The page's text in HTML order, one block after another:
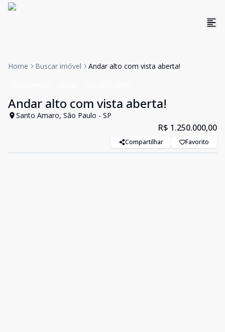
Home Buscar imóvel Andar alto com vista aberta!
Andar alto com vista aberta!
Santo Amaro, São Paulo - SP
R$ 1.250.000,00
Compartilhar Favorito